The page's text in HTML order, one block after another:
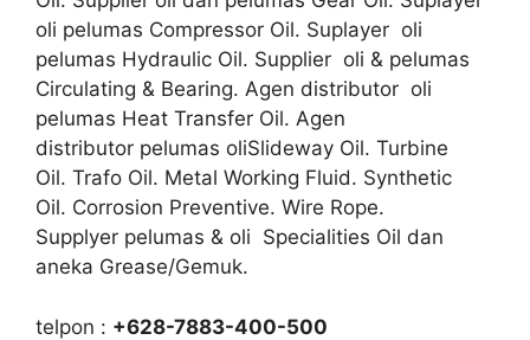
oli pelumas Compressor Oil. Suplayer oli
pelumas Hydraulic Oil. Supplier oli & pelumas
Circulating & Bearing. Agen distributor oli
pelumas Heat Transfer Oil. Agen
distributor pelumas oliSlideway Oil. Turbine
Oil. Trafo Oil. Metal Working Fluid. Synthetic
Oil. Corrosion Preventive. Wire Rope.
Supplyer pelumas & oli Specialities Oil dan
aneka Grease/Gemuk.
telpon : +628-7883-400-500